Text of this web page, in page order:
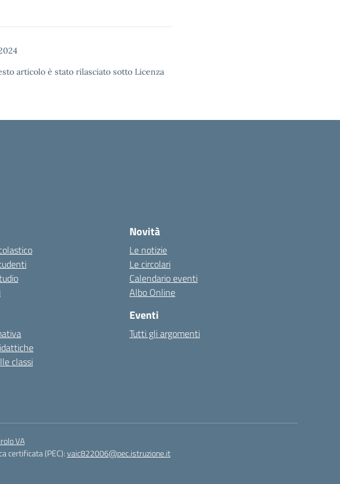
articolo è stato rilasciato sotto Licenza
classi
Novità
Le notizie
Le circolari
Calendario eventi
Albo Online
Eventi
Tutti gli argomenti
VA
certificata (PEC):vaic822006@pec.istruzione.it